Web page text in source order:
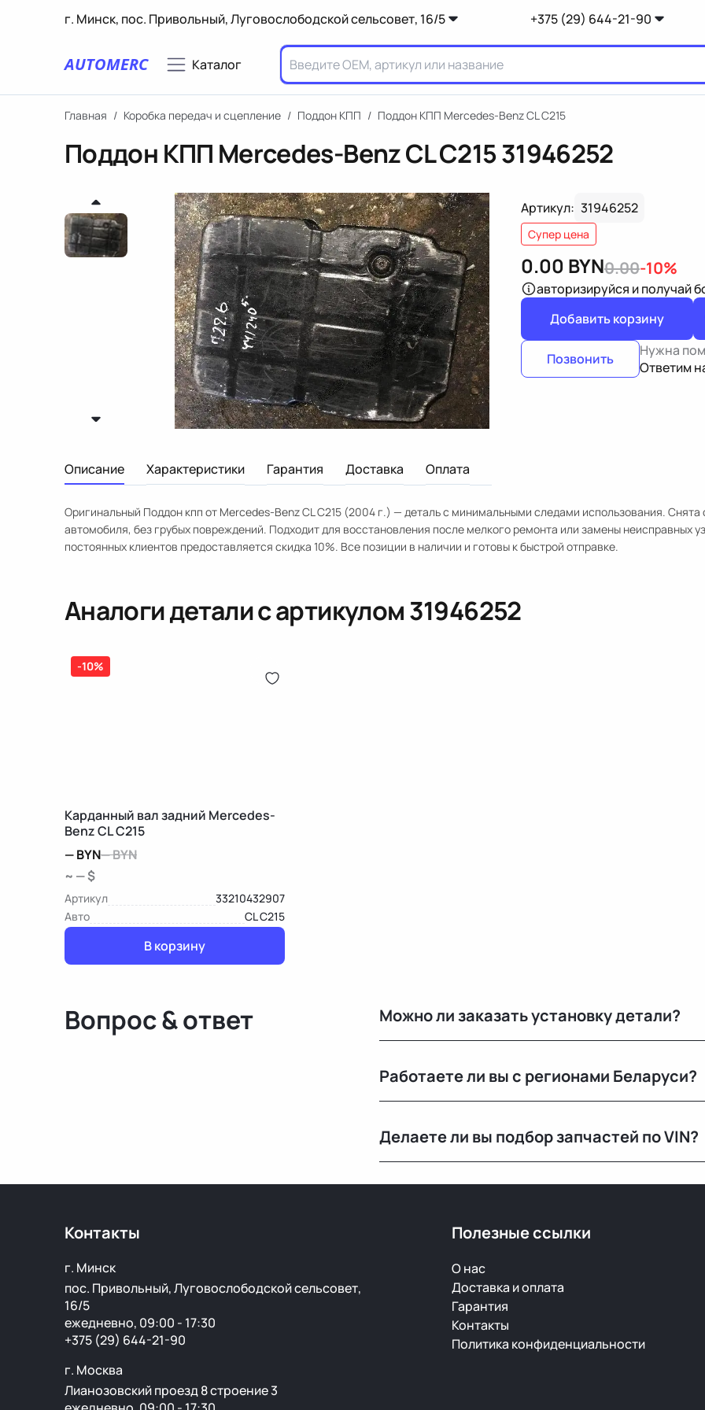
г. Минск, пос. Привольный, Луговослободской сельсовет, 16/5 +375 (29) 644-21-90
AUTOMERC Каталог
Главная / Коробка передач и сцепление / Поддон КПП / Поддон КПП Mercedes-Benz CL C215
Поддон КПП Mercedes-Benz CL C21531946252
Артикул: 31946252
Супер цена
0.00 BYN0.00-10%
авторизируйся и получай
Добавить корзину
Позвонить
Нужна
Ответим
Описание Характеристики Гарантия Доставка Оплата
Оригинальный Поддон кпп от Mercedes-Benz CL C215 (2004 г.) — деталь с минимальными следами использования. Снята
автомобиля, без грубых повреждений. Подходит для восстановления после мелкого ремонта или замены неисправных
постоянных клиентов предоставляется скидка 10%. Все позиции в наличии и готовы к быстрой отправке.
Аналоги детали с артикулом31946252
-10%
Карданный вал задний Mercedes-
Benz CL C215
—BYN—BYN
~ — $
Артикул
33210432907
Авто
CL C215
В корзину
Вопрос & ответ Можно ли заказать установку детали?
Работаете ли вы с регионами Беларуси?
Делаете ли вы подбор запчастей по VIN?
Контакты
г. Минск
пос. Привольный, Луговослободской сельсовет,
16/5
ежедневно, 09:00 - 17:30
+375 (29) 644-21-90
г. Москва
Лианозовский проезд 8 строение 3
Полезные ссылки
О нас
Доставка и оплата
Гарантия
Контакты
Политика конфиденциальности